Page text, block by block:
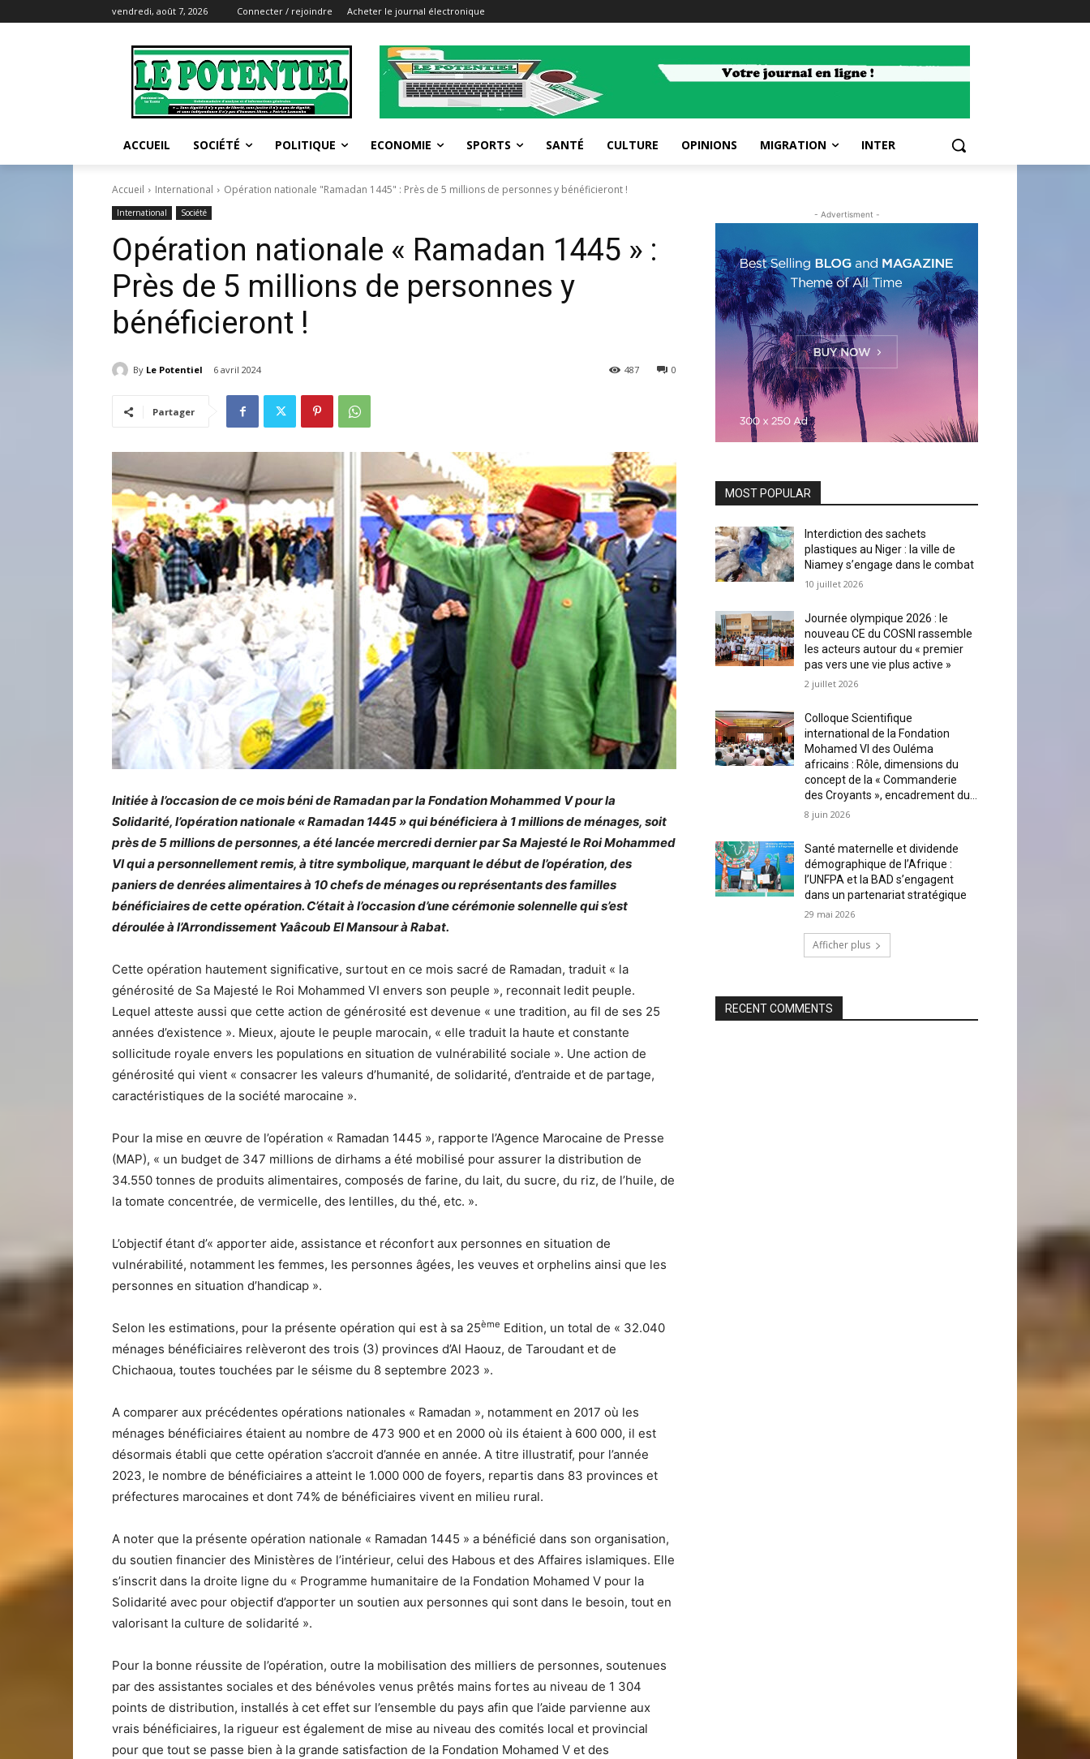
vendredi, août 7, 2026 Connecter / rejoindre Acheter le journal électronique
ACCUEIL SOCIÉTÉ POLITIQUE ECONOMIE SPORTS SANTÉ CULTURE OPINIONS MIGRATION INTER
Accueil International Opération nationale "Ramadan 1445" : Près de 5 millions de personnes y bénéficieront !
International Société
Opération nationale « Ramadan 1445 » :
Près de 5 millions de personnes y
bénéficieront !
By Le Potentiel 6 avril 2024 0
487
Partager
Initiée à l’occasion de ce mois béni de Ramadan par la Fondation Mohammed V pour la
Solidarité, l’opération nationale « Ramadan 1445 » qui bénéficiera à 1 millions de ménages, soit
près de 5 millions de personnes, a été lancée mercredi dernier par Sa Majesté le Roi Mohammed
VI qui a personnellement remis, à titre symbolique, marquant le début de l’opération, des
paniers de denrées alimentaires à 10 chefs de ménages ou représentants des familles
bénéficiaires de cette opération. C’était à l’occasion d’une cérémonie solennelle qui s’est
déroulée à l’Arrondissement Yaâcoub El Mansour à Rabat.
Cette opération hautement significative, surtout en ce mois sacré de Ramadan, traduit « la
générosité de Sa Majesté le Roi Mohammed VI envers son peuple », reconnait ledit peuple.
Lequel atteste aussi que cette action de générosité est devenue « une tradition, au fil de ses 25
années d’existence ». Mieux, ajoute le peuple marocain, « elle traduit la haute et constante
sollicitude royale envers les populations en situation de vulnérabilité sociale ». Une action de
générosité qui vient « consacrer les valeurs d’humanité, de solidarité, d’entraide et de partage,
caractéristiques de la société marocaine ».
Pour la mise en œuvre de l’opération « Ramadan 1445 », rapporte l’Agence Marocaine de Presse
(MAP), « un budget de 347 millions de dirhams a été mobilisé pour assurer la distribution de
34.550 tonnes de produits alimentaires, composés de farine, du lait, du sucre, du riz, de l’huile, de
la tomate concentrée, de vermicelle, des lentilles, du thé, etc. ».
L’objectif étant d’« apporter aide, assistance et réconfort aux personnes en situation de
vulnérabilité, notamment les femmes, les personnes âgées, les veuves et orphelins ainsi que les
personnes en situation d’handicap ».
Selon les estimations, pour la présente opération qui est à sa 25ème Edition, un total de « 32.040
ménages bénéficiaires relèveront des trois (3) provinces d’Al Haouz, de Taroudant et de
Chichaoua, toutes touchées par le séisme du 8 septembre 2023 ».
A comparer aux précédentes opérations nationales « Ramadan », notamment en 2017 où les
ménages bénéficiaires étaient au nombre de 473 900 et en 2000 où ils étaient à 600 000, il est
désormais établi que cette opération s’accroit d’année en année. A titre illustratif, pour l’année
2023, le nombre de bénéficiaires a atteint le 1.000 000 de foyers, repartis dans 83 provinces et
préfectures marocaines et dont 74% de bénéficiaires vivent en milieu rural.
A noter que la présente opération nationale « Ramadan 1445 » a bénéficié dans son organisation,
du soutien financier des Ministères de l’intérieur, celui des Habous et des Affaires islamiques. Elle
s’inscrit dans la droite ligne du « Programme humanitaire de la Fondation Mohamed V pour la
Solidarité avec pour objectif d’apporter un soutien aux personnes qui sont dans le besoin, tout en
valorisant la culture de solidarité ».
Pour la bonne réussite de l’opération, outre la mobilisation des milliers de personnes, soutenues
par des assistantes sociales et des bénévoles venus prêtés mains fortes au niveau de 1 304
points de distribution, installés à cet effet sur l’ensemble du pays afin que l’aide parvienne aux
vrais bénéficiaires, la rigueur est également de mise au niveau des comités local et provincial
pour que tout se passe bien à la grande satisfaction de la Fondation Mohamed V et des
- Advertisment -
MOST POPULAR
Interdiction des sachets
plastiques au Niger : la ville de
Niamey s’engage dans le combat
10 juillet 2026
Journée olympique 2026 : le
nouveau CE du COSNI rassemble
les acteurs autour du « premier
pas vers une vie plus active »
2 juillet 2026
Colloque Scientifique
international de la Fondation
Mohamed VI des Ouléma
africains : Rôle, dimensions du
concept de la « Commanderie
des Croyants », encadrement du...
8 juin 2026
Santé maternelle et dividende
démographique de l’Afrique :
l’UNFPA et la BAD s’engagent
dans un partenariat stratégique
29 mai 2026
Afficher plus
RECENT COMMENTS